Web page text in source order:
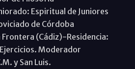
Espiritual de Juniores
de Córdoba
Frontera (Cádiz)-Residencia:
Moderador
y San Luis.